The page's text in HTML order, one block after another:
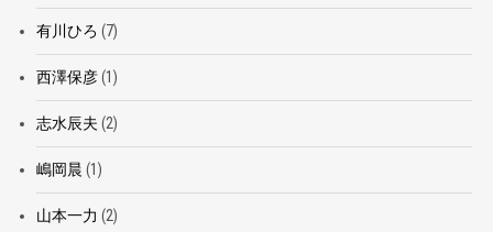
有川ひろ (7)
西澤保彦(1)
志水辰夫 (2)
嶋岡晨 (1)
山本一力 (2)